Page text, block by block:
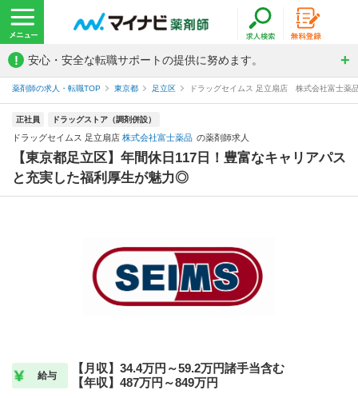
! 安心・安全な転職サポートの提供に努めます。
薬剤師の求人・転職TOP 東京都 足立区 ドラッグセイムス 足立扇店 株式会社富士薬
正社員 ドラッグストア（調剤併設）
ドラッグセイムス 足立扇店 株式会社富士薬品 の薬剤師求人
【東京都足立区】年間休日117日！豊富なキャリアパス
と充実した福利厚生が魅力◎
給与
【月収】34.4万円～59.2万円諸手当含む
【年収】487万円～849万円